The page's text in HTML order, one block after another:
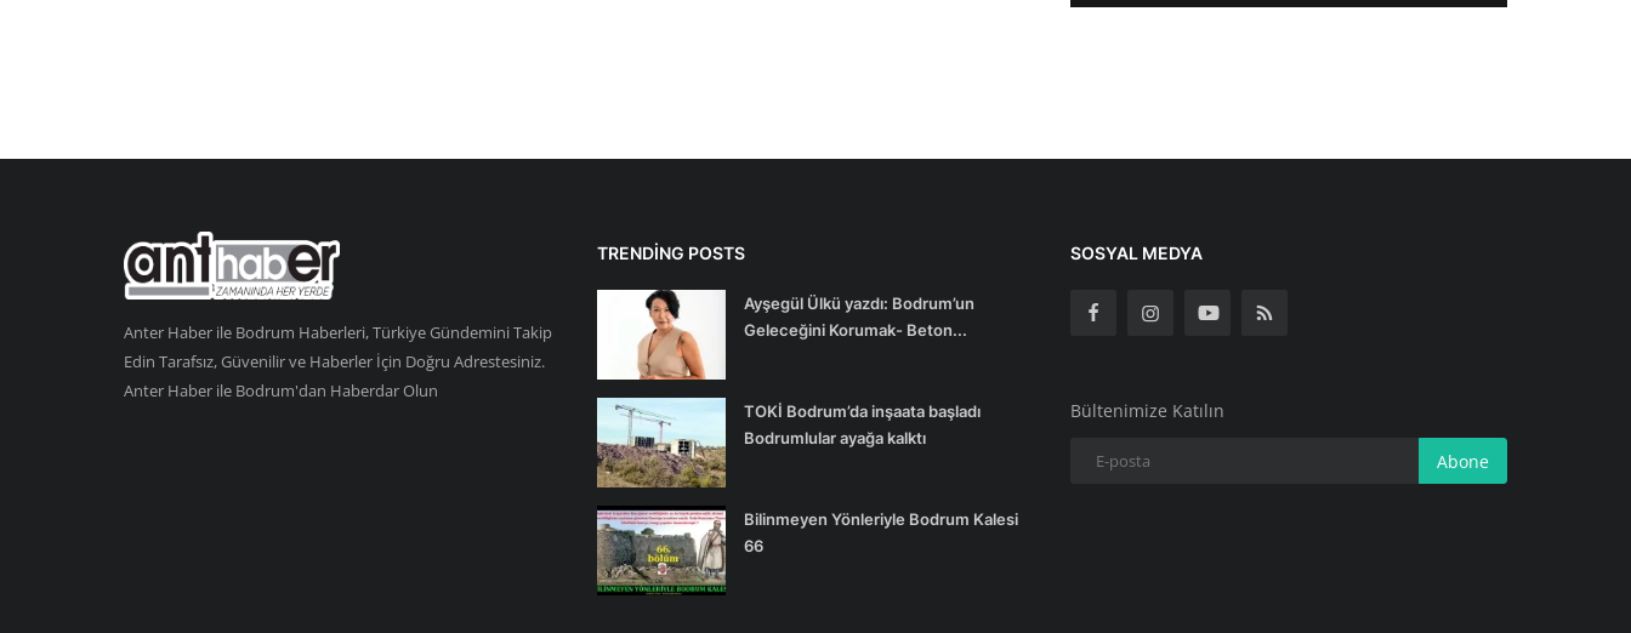
Anter Haber ile Bodrum Haberleri, Türkiye Gündemini Takip
Edin Tarafsız, Güvenilir ve Haberler İçin Doğru Adrestesiniz.
Anter Haber ile Bodrum'dan Haberdar Olun
TRENDING POSTS
Ayşegül Ülkü yazdı: Bodrum’un
Geleceğini Korumak- Beton...
TOKİ Bodrum’da inşaata başladı
Bodrumlular ayağa kalktı
Bilinmeyen Yönleriyle Bodrum Kalesi
66
SOSYAL MEDYA
Bültenimize Katılın
Abone